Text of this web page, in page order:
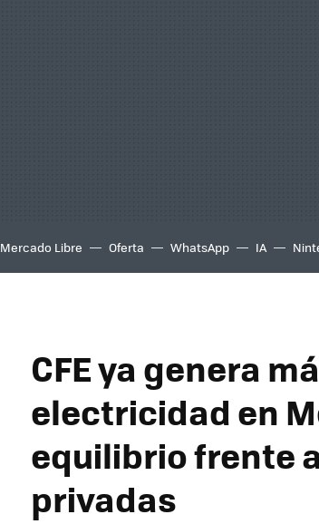
Mercado Libre Oferta WhatsApp IA
CFE ya genera
electricidad en
equilibrio frente
privadas